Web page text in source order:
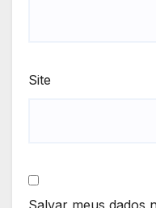
Site